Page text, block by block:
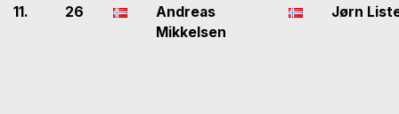
11. 26
Andreas
Mikkelsen
Jørn